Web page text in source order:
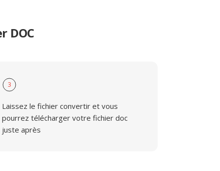
DOC
3
Laissez le fichier convertir et vous
pourrez télécharger votre fichier doc
juste après